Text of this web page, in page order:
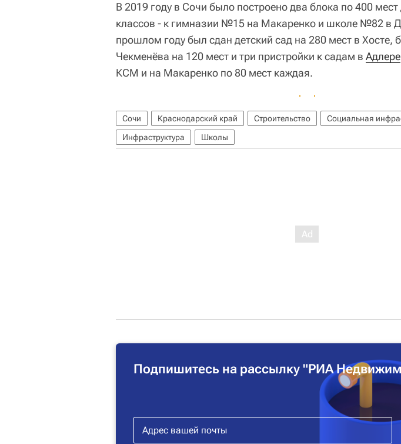
В 2019 году в Сочи было построено два блока по 400
классов - к гимназии №15 на Макаренко и школе №82 в
прошлом году был сдан детский сад на 280 мест в Хосте,
Чекменёва на 120 мест и три пристройки к садам в Адлере
КСМ и на Макаренко по 80 мест каждая.
Сочи Краснодарский край Строительство
Социальная
Инфраструктура
Школы
Подпишитесь на рассылку "РИА